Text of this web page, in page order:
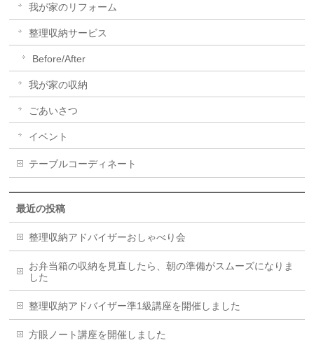
我が家のリフォーム
整理収納サービス
Before/After
我が家の収納
ごあいさつ
イベント
テーブルコーディネート
最近の投稿
整理収納アドバイザーおしゃべり会
お弁当箱の収納を見直したら、朝の準備がスムーズになりま
した
整理収納アドバイザー準1級講座を開催しました
方眼ノート講座を開催しました